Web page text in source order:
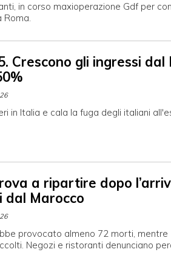
in corso maxioperazione Gdf per
Roma.
Crescono gli ingressi dal
in Italia e cala la fuga degli italiani
a ripartire dopo
dal Marocco
provocato almeno 72 morti, mentre
Negozi e ristoranti denunciano